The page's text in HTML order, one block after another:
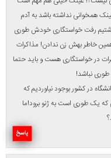
رهرو آنست که بزند زیر میز
کری!”
تندروی ها و کندروی هاست! پس
چه می شد؟!
تندتر از کری راه می رفت. زیرا
توسط عکاسان اینطور به
ایران در حال فرار از آمریکاست!
نباید کندتر از کری راه می رفت!
معنایش این است که ما دنباله رو